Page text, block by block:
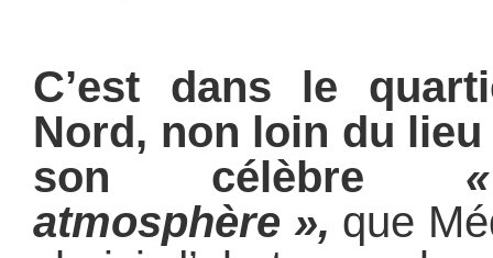
C’est dans le
Nord, non loin du
son célèbre
atmosphère », que